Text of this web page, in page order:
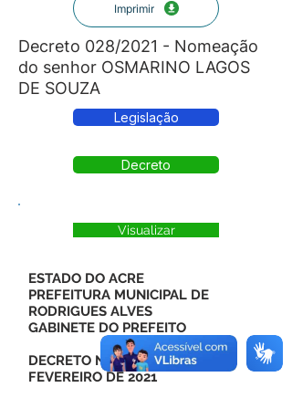
Imprimir
Decreto 028/2021 - Nomeação
do senhor OSMARINO LAGOS
DE SOUZA
Legislação
Decreto
Visualizar
ESTADO DO ACRE
PREFEITURA MUNICIPAL DE
RODRIGUES ALVES
GABINETE DO PREFEITO
DECRETO Nº 028, DE 01 DE
FEVEREIRO DE 2021